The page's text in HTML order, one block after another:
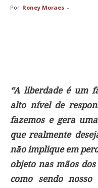
Por Roney Moraes -
“A liberdade é um
alto nível de
fazemos e gera
que realmente
não implique em
objeto nas mãos
como sendo